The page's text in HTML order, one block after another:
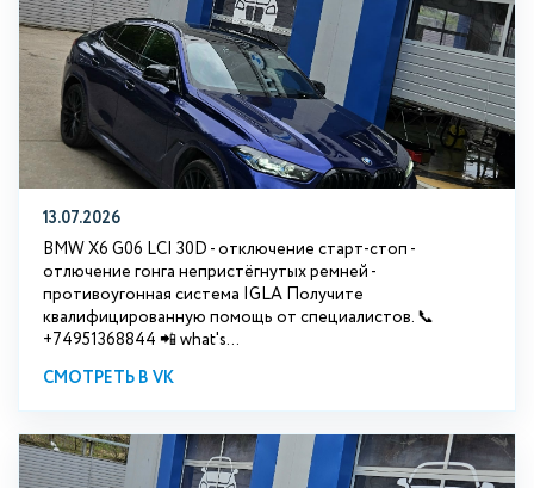
13.07.2026
BMW X6 G06 LCI 30D - отключение старт-стоп -
отлючение гонга непристёгнутых ремней -
противоугонная система IGLA Получите
квалифицированную помощь от специалистов. 📞
+74951368844 📲 what's...
СМОТРЕТЬ В VK